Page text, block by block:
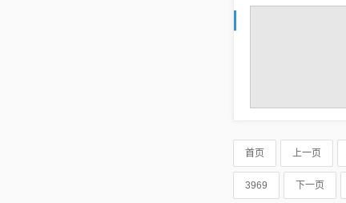
首页 上一页
3969 下一页